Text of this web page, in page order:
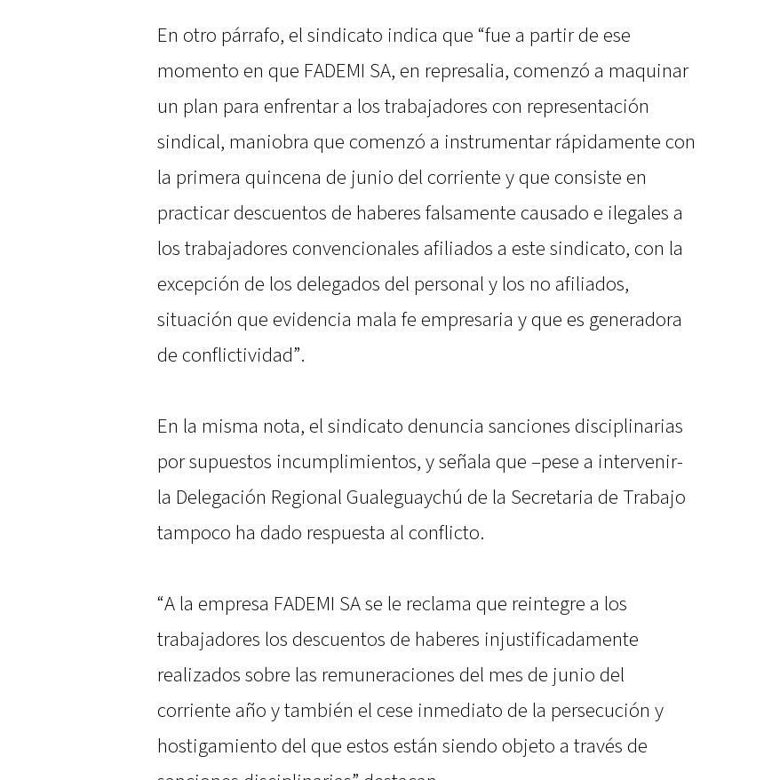
En otro párrafo, el sindicato indica que “fue a partir de ese
momento en que FADEMI SA, en represalia, comenzó a maquinar
un plan para enfrentar a los trabajadores con representación
sindical, maniobra que comenzó a instrumentar rápidamente con
la primera quincena de junio del corriente y que consiste en
practicar descuentos de haberes falsamente causado e ilegales a
los trabajadores convencionales afiliados a este sindicato, con la
excepción de los delegados del personal y los no afiliados,
situación que evidencia mala fe empresaria y que es generadora
de conflictividad”.
En la misma nota, el sindicato denuncia sanciones disciplinarias
por supuestos incumplimientos, y señala que –pese a intervenir-
la Delegación Regional Gualeguaychú de la Secretaria de Trabajo
tampoco ha dado respuesta al conflicto.
“A la empresa FADEMI SA se le reclama que reintegre a los
trabajadores los descuentos de haberes injustificadamente
realizados sobre las remuneraciones del mes de junio del
corriente año y también el cese inmediato de la persecución y
hostigamiento del que estos están siendo objeto a través de